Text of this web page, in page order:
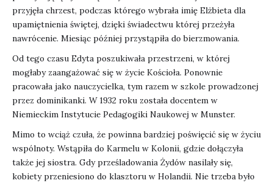
przyjęła chrzest, podczas którego wybrała imię Elżbieta dla
upamiętnienia świętej, dzięki świadectwu której przeżyła
nawrócenie. Miesiąc później przystąpiła do bierzmowania.
Od tego czasu Edyta poszukiwała przestrzeni, w której
mogłaby zaangażować się w życie Kościoła. Ponownie
pracowała jako nauczycielka, tym razem w szkole prowadzonej
przez dominikanki. W 1932 roku została docentem w
Niemieckim Instytucie Pedagogiki Naukowej w Munster.
Mimo to wciąż czuła, że powinna bardziej poświęcić się w życiu
wspólnoty. Wstąpiła do Karmelu w Kolonii, gdzie dołączyła
także jej siostra. Gdy prześladowania Żydów nasilały się,
kobiety przeniesiono do klasztoru w Holandii. Nie trzeba było